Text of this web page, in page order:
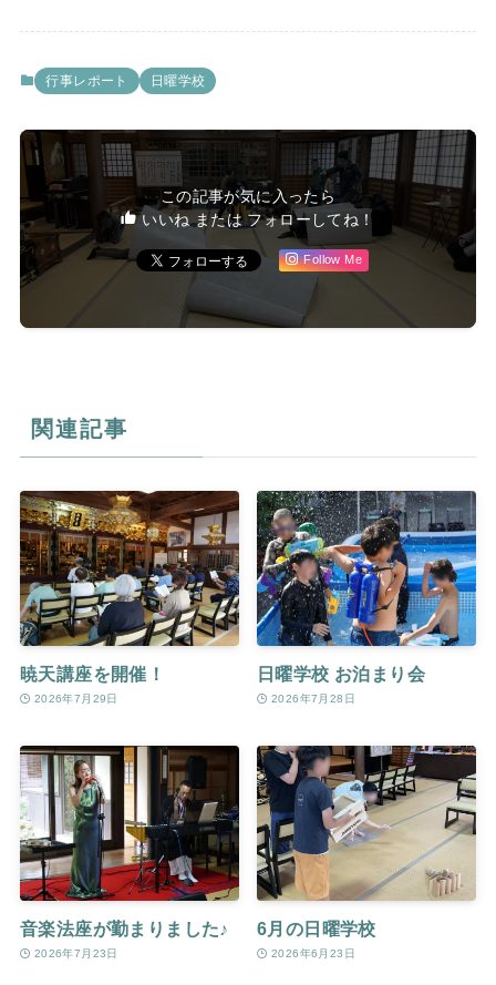
行事レポート 日曜学校
この記事が気に入ったら
いいね または フォローしてね！
Follow Me
関連記事
暁天講座を開催！
2026年7月29日
日曜学校 お泊まり会
2026年7月28日
音楽法座が勤まりました♪
2026年7月23日
6月の日曜学校
2026年6月23日